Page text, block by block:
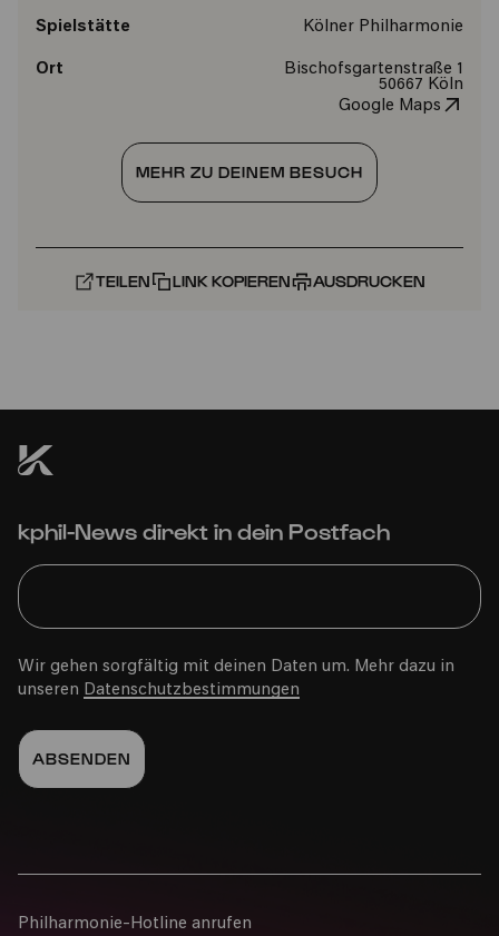
Spielstätte Kölner Philharmonie
Ort
Bischofsgartenstraße 1
50667 Köln
Google Maps
MEHR ZU DEINEM BESUCH
TEILEN LINK KOPIEREN AUSDRUCKEN
kphil-News direkt in dein Postfach
Wir gehen sorgfältig mit deinen Daten um. Mehr dazu in
unseren Datenschutzbestimmungen
Philharmonie-Hotline anrufen